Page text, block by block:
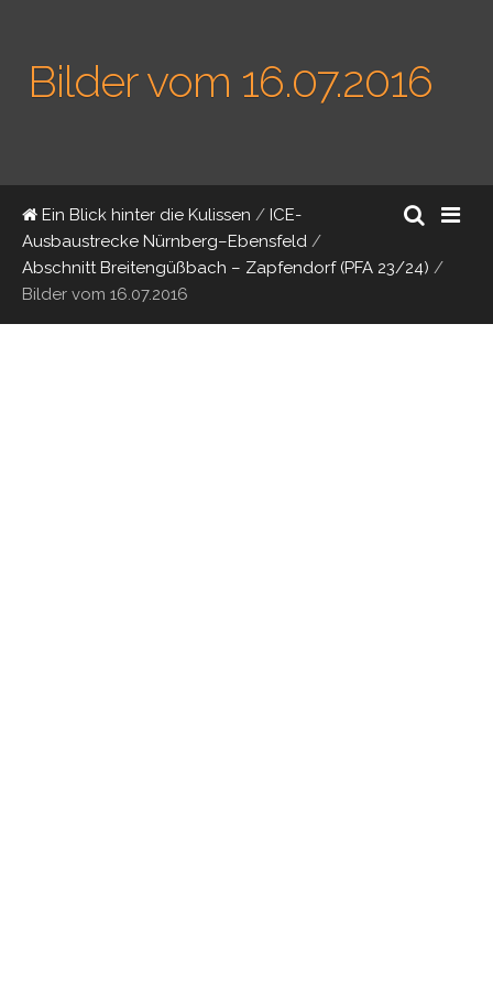
Bilder vom 16.07.2016
Ein Blick hinter die Kulissen / ICE-
Ausbaustrecke Nürnberg–Ebensfeld /
Abschnitt Breitengüßbach – Zapfendorf (PFA 23/24) /
Bilder vom 16.07.2016